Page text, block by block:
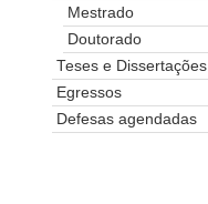
Mestrado
Doutorado
Teses e Dissertações
Egressos
Defesas agendadas